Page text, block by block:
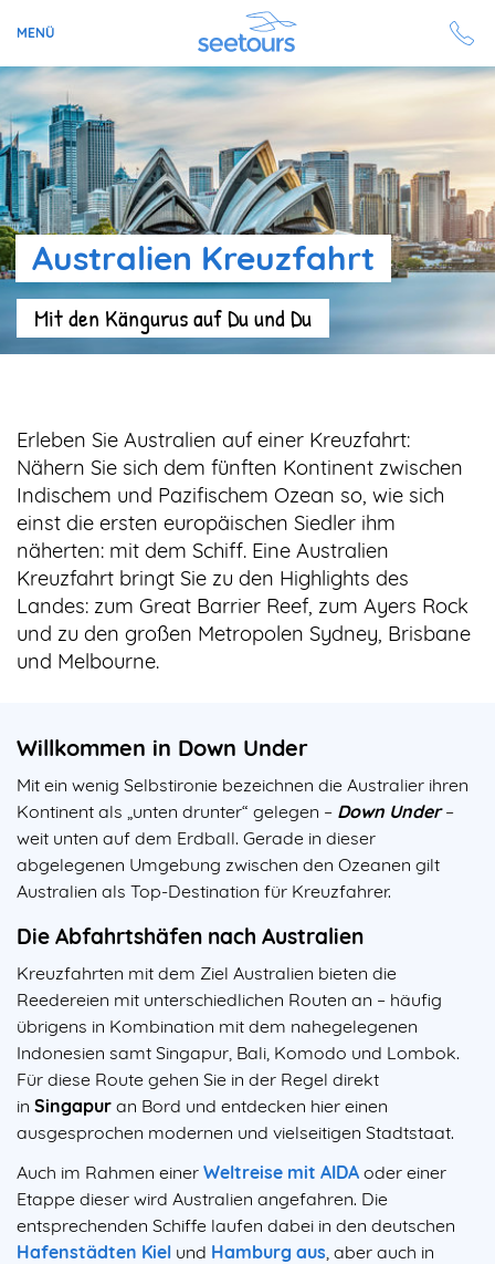
MENÜ
Seetours
Ziele
Ratgeber
Schiffe
Reisesuche
Angebote
Aktuell auf seetours
Australien Kreuzfahrt
Mit den Kängurus auf Du und Du
Erleben Sie Australien auf einer Kreuzfahrt:
Nähern Sie sich dem fünften Kontinent zwischen
Indischem und Pazifischem Ozean so, wie sich
einst die ersten europäischen Siedler ihm
näherten: mit dem Schiff. Eine Australien
Kreuzfahrt bringt Sie zu den Highlights des
Landes: zum Great Barrier Reef, zum Ayers Rock
und zu den großen Metropolen Sydney, Brisbane
und Melbourne.
Willkommen in Down Under
Mit ein wenig Selbstironie bezeichnen die Australier ihren
Kontinent als „unten drunter“ gelegen – Down Under–
weit unten auf dem Erdball. Gerade in dieser
abgelegenen Umgebung zwischen den Ozeanen gilt
Australien als Top-Destination für Kreuzfahrer.
Die Abfahrtshäfen nach Australien
Kreuzfahrten mit dem Ziel Australien bieten die
Reedereien mit unterschiedlichen Routen an – häufig
übrigens in Kombination mit dem nahegelegenen
Indonesien samt Singapur, Bali, Komodo und Lombok.
Für diese Route gehen Sie in der Regel direkt
in Singapur an Bord und entdecken hier einen
ausgesprochen modernen und vielseitigen Stadtstaat.
Auch im Rahmen einer Weltreise mit AIDA oder einer
Etappe dieser wird Australien angefahren. Die
entsprechenden Schiffe laufen dabei in den deutschen
Hafenstädten Kiel und Hamburg aus , aber auch in